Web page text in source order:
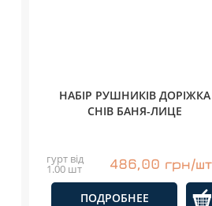
НАБІР РУШНИКІВ ДОРІЖКА
СНІВ БАНЯ-ЛИЦЕ
гурт від
1.00 шт 486,00 грн/шт
ПОДРОБНЕЕ